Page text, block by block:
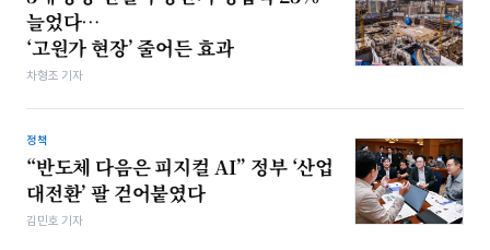
늘었다…
‘고원가 현장’ 줄어든 효과
차형조 기자
정책
“반도체 다음은 피지컬 AI” 정부 ‘산업
대전환’ 팔 걷어붙였다
김민호 기자